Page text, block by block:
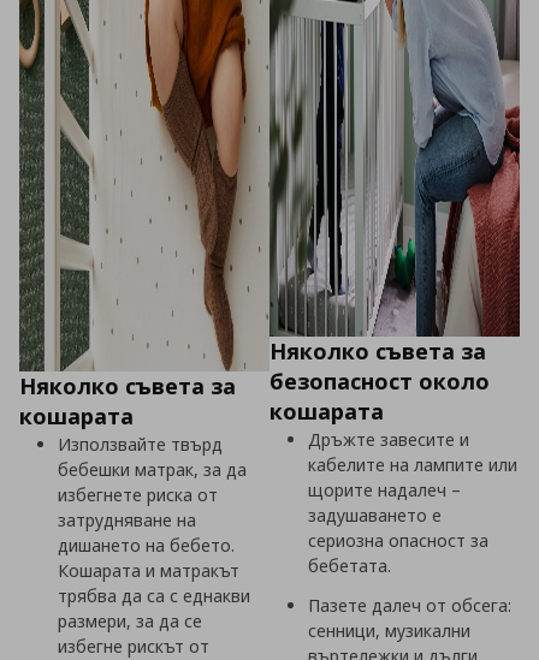
Няколко съвета за
кошарата
Използвайте твърд
бебешки матрак, за да
избегнете риска от
затрудняване на
дишането на бебето.
Кошарата и матракът
трябва да са с еднакви
размери, за да се
избегне рискът от
Няколко съвета за
безопасност около
кошарата
Дръжте завесите и
кабелите на лампите или
щорите надалеч –
задушаването e
сериозна опасност за
бебетата.
Пазете далеч от обсега:
сенници, музикални
въртележки и дълги